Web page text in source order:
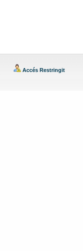
Accés Restringit